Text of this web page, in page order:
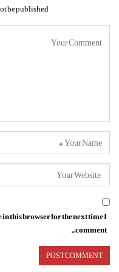
be published.
this browser for the next time I
comment.